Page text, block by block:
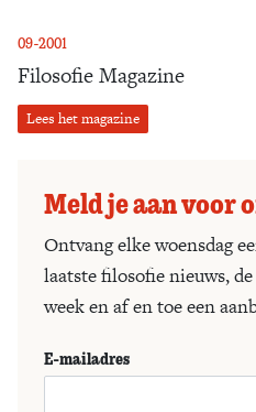
09-2001
Filosofie Magazine
Lees het magazine
Meld je aan voor
Ontvang elke woensdag
laatste filosofie nieuws,
week en af en toe een
E-mailadres